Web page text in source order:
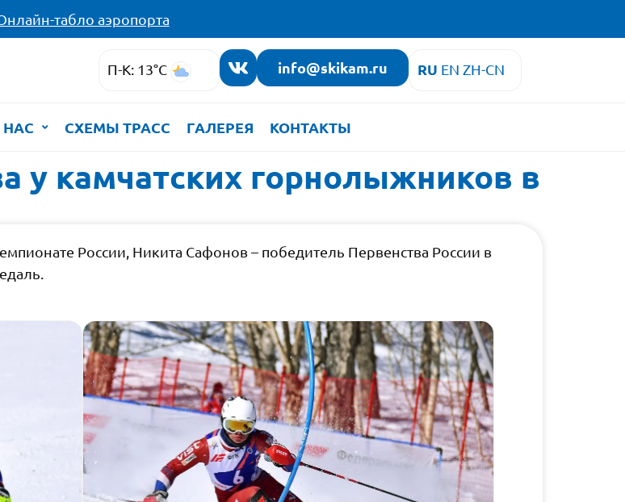
табло аэропорта
П-К: 13°C info@skikam.ru RU EN ZH-CN
НАС СХЕМЫ ТРАСС ГАЛЕРЕЯ КОНТАКТЫ
у камчатских горнолыжников в
России, Никита Сафонов – победитель Первенства России в